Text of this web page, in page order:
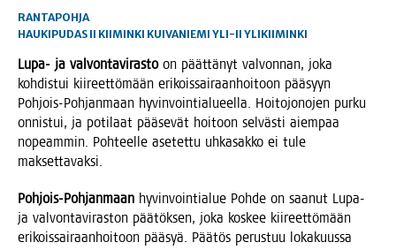
RANTAPOHJA
HAUKIPUDAS II KIIMINKI KUIVANIEMI YLI-II YLIKIIMINKI
Lupa- ja val­von­ta­vi­ras­to on päät­tä­nyt val­von­nan, joka
koh­dis­tui kii­reet­tö­mään eri­kois­sai­raan­hoi­toon pää­syyn
Poh­jois-Poh­jan­maan hyvin­voin­tia­lu­eel­la. Hoi­to­jo­no­jen pur­ku
onnis­tui, ja poti­laat pää­se­vät hoi­toon sel­väs­ti aiem­paa
nopeam­min. Poh­teel­le ase­tet­tu uhka­sak­ko ei tule
maksettavaksi.
Poh­jois-Poh­jan­maan hyvin­voin­tia­lue Poh­de on saa­nut Lupa-
ja val­von­ta­vi­ras­ton pää­tök­sen, joka kos­kee kii­reet­tö­mään
eri­kois­sai­raan­hoi­toon pää­syä. Pää­tös perus­tuu loka­kuus­sa